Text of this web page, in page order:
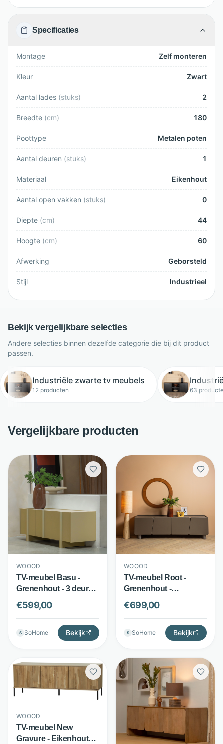
Specificaties
Montage Zelf monteren
Kleur Zwart
Aantal lades (stuks) 2
Breedte (cm) 180
Poottype Metalen poten
Aantal deuren (stuks) 1
Materiaal Eikenhout
Aantal open vakken (stuks) 0
Diepte (cm) 44
Hoogte (cm) 60
Afwerking Geborsteld
Stijl Industrieel
Bekijk vergelijkbare selecties
Andere selecties binnen dezelfde categorie die bij dit product
passen.
Industriële zwarte tv meubels
12 producten 63
Vergelijkbare producten
WOOOD
TV-meubel Basu -
Grenenhout - 3 deuren
en open vakken -
Groen - WOOOD
€599,00
S SoHome Bekijk
WOOOD
TV-meubel Root -
Grenenhout -
Afgeronde hoeken en
kabeldoorvoer - Bruin -
WOOOD
€699,00
S SoHome Bekijk
WOOOD
TV-meubel New
Gravure - Eikenhout